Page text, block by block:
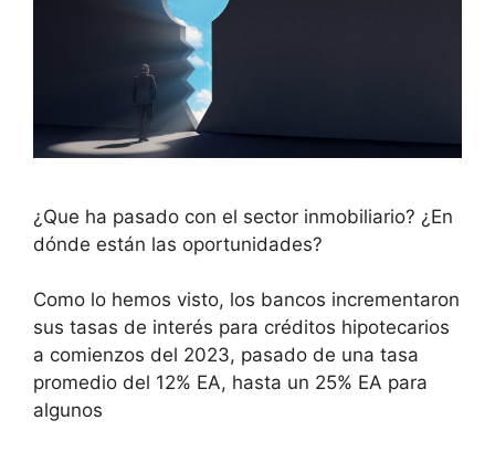
¿Que ha pasado con el sector inmobiliario? ¿En
dónde están las oportunidades?
Como lo hemos visto, los bancos incrementaron
sus tasas de interés para créditos hipotecarios
a comienzos del 2023, pasado de una tasa
promedio del 12% EA, hasta un 25% EA para
algunos